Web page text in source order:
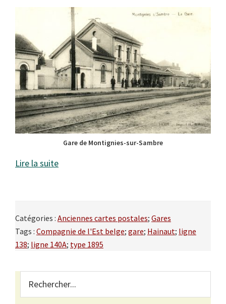
Gare de Montignies-sur-Sambre
Lire la suite
Catégories : Anciennes cartes postales; Gares
Tags : Compagnie de l'Est belge; gare; Hainaut; ligne
138; ligne 140A; type 1895
Primary
Sidebar